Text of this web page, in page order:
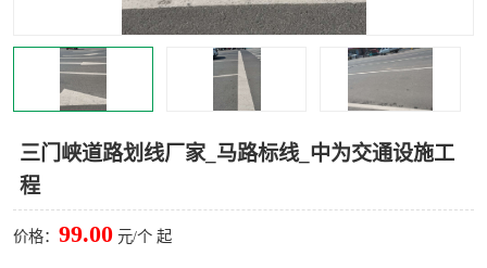
三门峡道路划线厂家_马路标线_中为交通设施工
程
价格： 99.00 元/个 起